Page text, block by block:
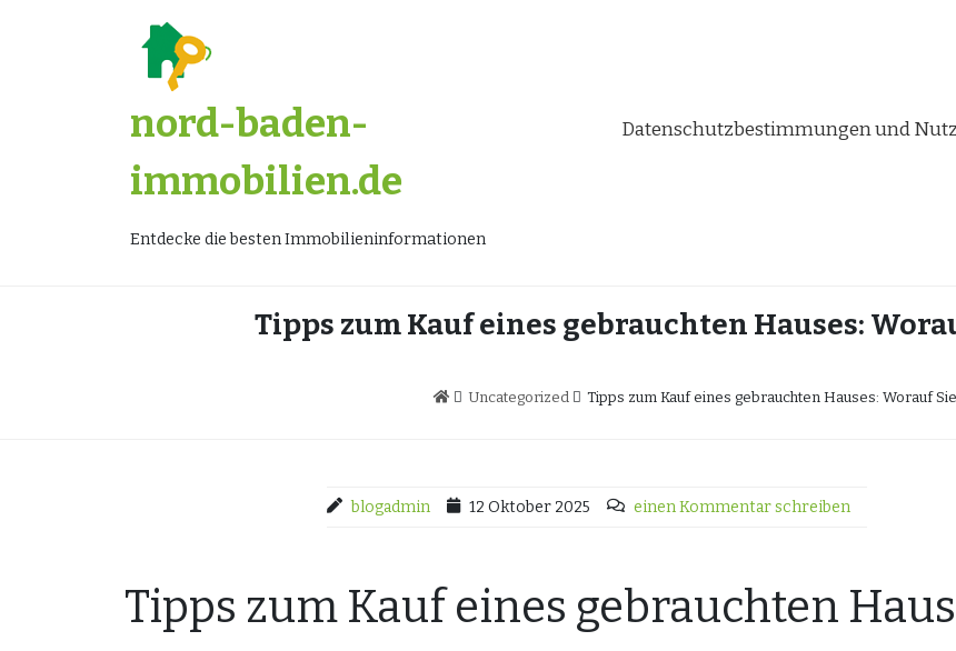
nord-baden-
immobilien.de
Entdecke die besten Immobilieninformationen
Datenschutzbestimmungen und
Tipps zum Kauf eines gebrauchten Hauses:
Uncategorized Tipps zum Kauf eines gebrauchten Hauses: Worauf
blogadmin 12 Oktober 2025 einen Kommentar schreiben
Tipps zum Kauf eines gebrauchten